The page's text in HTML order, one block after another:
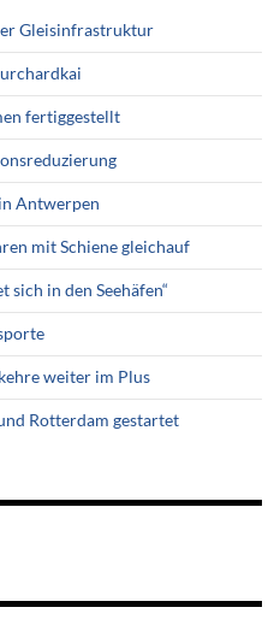
Gleisinfrastruktur
fertiggestellt
Antwerpen
mit Schiene gleichauf
in den Seehäfen“
weiter im Plus
Rotterdam gestartet